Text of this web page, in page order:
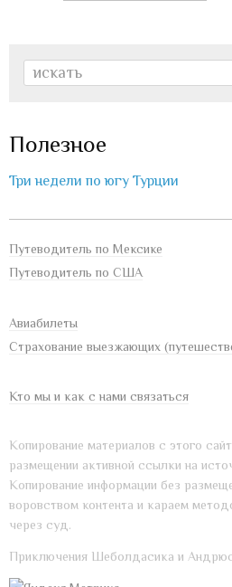
Полезное
Три недели по югу Турции
Путеводитель по Мексике
Путеводитель по США
Авиабилеты
Страхование выезжающих
Кто мы и как с нами связаться
Копирование материалов с этого
размещении активной ссылки на
Копирование информации без
воровством контента и караем
через суд.
Приключения Шеболдасика и